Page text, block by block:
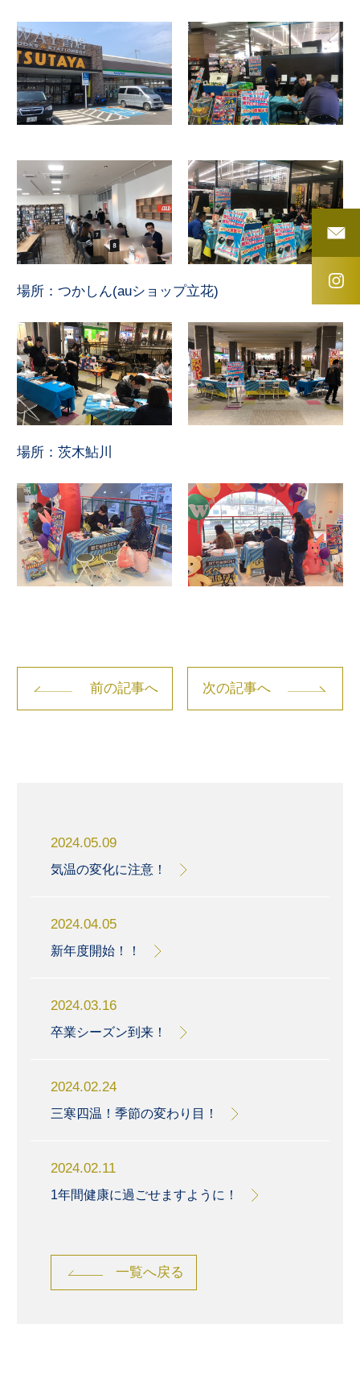
場所：つかしん(auショップ立花)
場所：茨木鮎川
前の記事へ 次の記事へ
2024.05.09
気温の変化に注意！
2024.04.05
新年度開始！！
2024.03.16
卒業シーズン到来！
2024.02.24
三寒四温！季節の変わり目！
2024.02.11
1年間健康に過ごせますように！
一覧へ戻る